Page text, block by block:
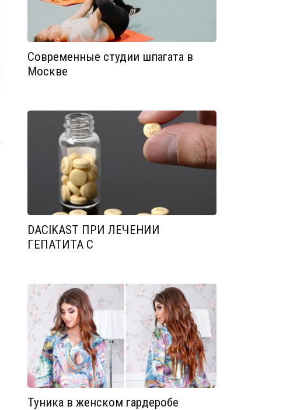
Современные студии шпагата в
Москве
DACIKAST ПРИ ЛЕЧЕНИИ
ГЕПАТИТА С
Туника в женском гардеробе